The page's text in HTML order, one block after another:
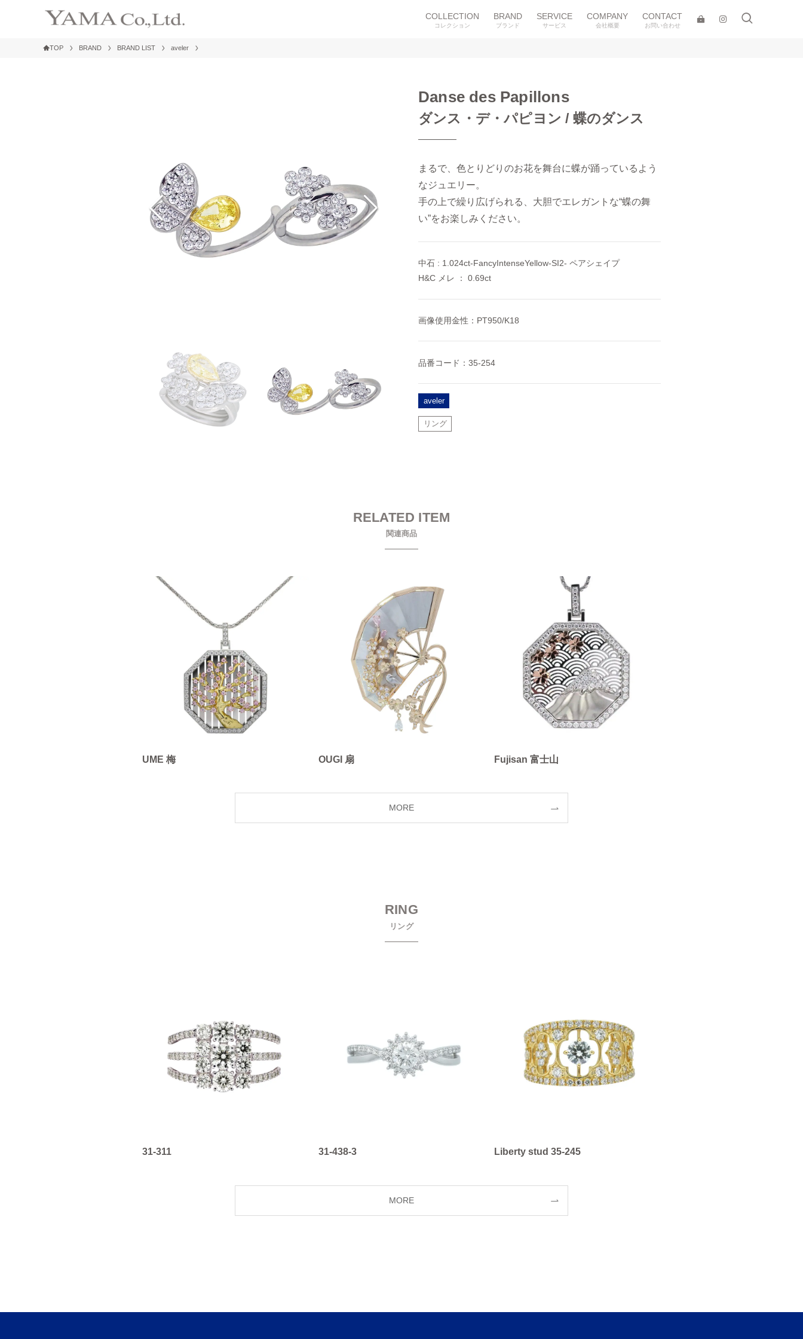
COLLECTION
コレクション
BRAND
ブランド
SERVICE
サービス
COMPANY
会社概要
CONTACT
お問い合わせ
TOP BRAND BRAND LIST aveler
Danse des Papillons
ダンス・デ・パピヨン / 蝶のダンス
まるで、色とりどりのお花を舞台に蝶が踊っているよう
なジュエリー。
手の上で繰り広げられる、大胆でエレガントな“蝶の舞
い”をお楽しみください。
中石 : 1.024ct-FancyIntenseYellow-SI2- ペアシェイプ
H&C メレ ： 0.69ct
画像使用金性：PT950/K18
品番コード：35-254
aveler
リング
RELATED ITEM
関連商品
UME 梅 OUGI 扇 Fujisan 富士山
MORE
RING
リング
31-311 31-438-3 Liberty stud 35-245
MORE